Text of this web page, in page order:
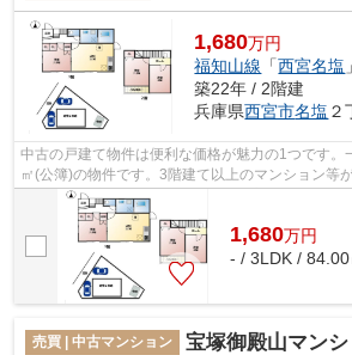
1,680万円
福知山線 「西宮名塩
築22年 / 2階建
兵庫県西宮市名塩 ２
中古の戸建て物件は便利な価格が魅力の1つです。
㎡(公簿)の物件です。3階建て以上のマンション等
好な居住環境が保護された第二種中高...
1,680万円
- / 3LDK / 84.00
売買 | 中古マンション 宝塚御殿山マン